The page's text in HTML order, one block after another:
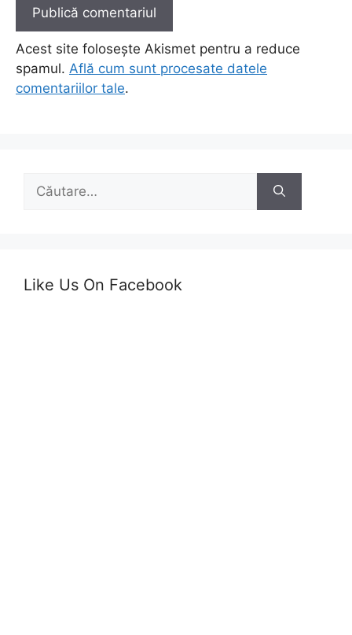
Acest site folosește Akismet pentru a reduce
spamul. Află cum sunt procesate datele
comentariilor tale.
Caută
Like Us On Facebook